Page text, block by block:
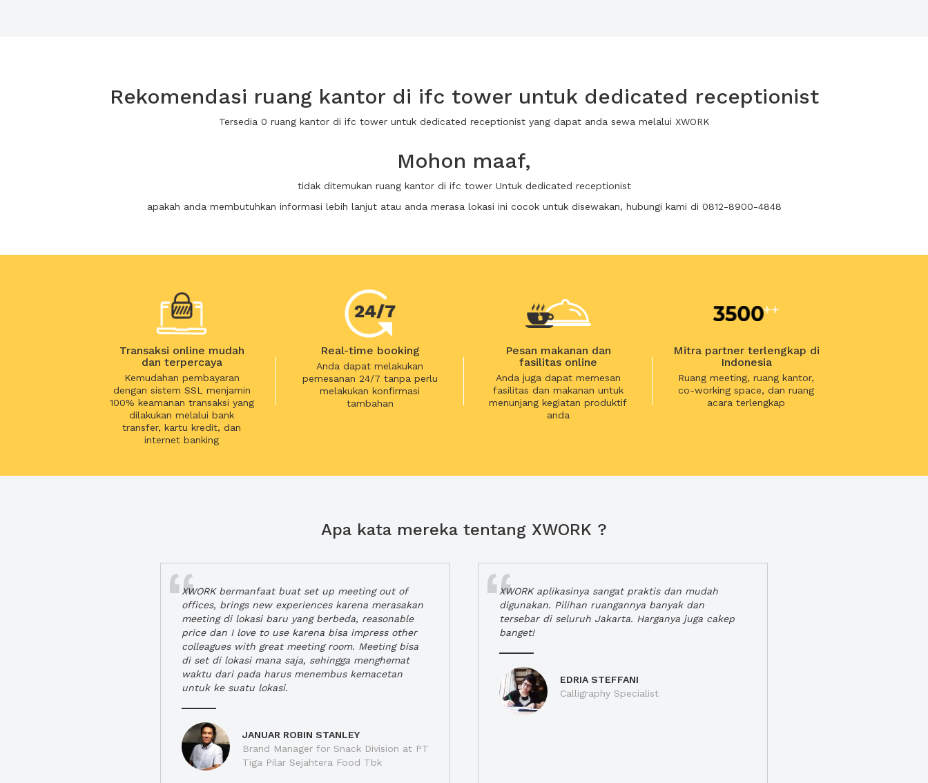
Rekomendasi ruang kantor di ifc tower untuk dedicated receptionist
Tersedia 0 ruang kantor di ifc tower untuk dedicated receptionist yang dapat anda sewa melalui XWORK
Mohon maaf,
tidak ditemukan ruang kantor di ifc tower Untuk dedicated receptionist
apakah anda membutuhkan informasi lebih lanjut atau anda merasa lokasi ini cocok untuk disewakan, hubungi kami di 0812-8900-4848
Transaksi online mudah
dan terpercaya
Kemudahan pembayaran
dengan sistem SSL menjamin
100% keamanan transaksi yang
dilakukan melalui bank
transfer, kartu kredit, dan
internet banking
Real-time booking
Anda dapat melakukan
pemesanan 24/7 tanpa perlu
melakukan konfirmasi
tambahan
Pesan makanan dan
fasilitas online
Anda juga dapat memesan
fasilitas dan makanan untuk
menunjang kegiatan produktif
anda
Mitra partner terlengkap di
Indonesia
Ruang meeting, ruang kantor,
co-working space, dan ruang
acara terlengkap
Apa kata mereka tentang XWORK ?
XWORK bermanfaat buat set up meeting out of
offices, brings new experiences karena merasakan
meeting di lokasi baru yang berbeda, reasonable
price dan I love to use karena bisa impress other
colleagues with great meeting room. Meeting bisa
di set di lokasi mana saja, sehingga menghemat
waktu dari pada harus menembus kemacetan
untuk ke suatu lokasi.
JANUAR ROBIN STANLEY
Brand Manager for Snack Division at PT
Tiga Pilar Sejahtera Food Tbk
XWORK aplikasinya sangat praktis dan mudah
digunakan. Pilihan ruangannya banyak dan
tersebar di seluruh Jakarta. Harganya juga cakep
banget!
EDRIA STEFFANI
Calligraphy Specialist